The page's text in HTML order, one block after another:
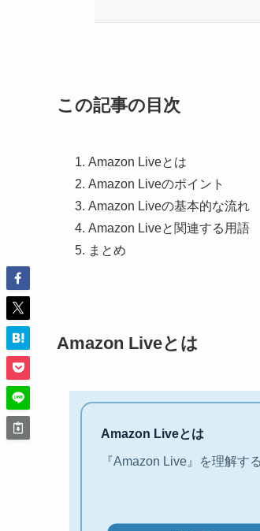
この記事の目次
Amazon Liveとは
Amazon Liveのポイント
Amazon Liveの基本的な流れ
Amazon Liveと関連する用語
まとめ
Amazon Liveとは
Amazon Liveとは
『Amazon Live』を理解す